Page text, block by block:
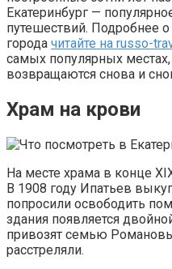
Екатеринбург —
путешествий. Подробнее
города читайте на russo-
самых популярных
возвращаются снова и
Храм на крови
На месте храма в конце
В 1908 году Ипатьев
попросили освободить
здания появляется
привозят семью
расстреляли.